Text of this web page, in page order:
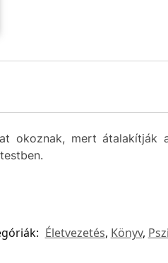
okoznak, mert
Életvezetés, Könyv,